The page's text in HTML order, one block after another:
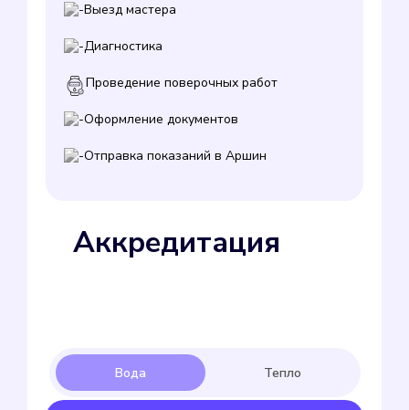
Выезд мастера
Диагностика
Проведение поверочных работ
Оформление документов
Отправка показаний в Аршин
Аккредитация